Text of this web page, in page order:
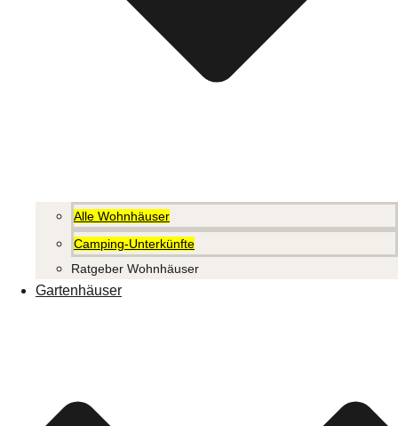
Alle Wohnhäuser
Camping-Unterkünfte
Ratgeber Wohnhäuser
Gartenhäuser